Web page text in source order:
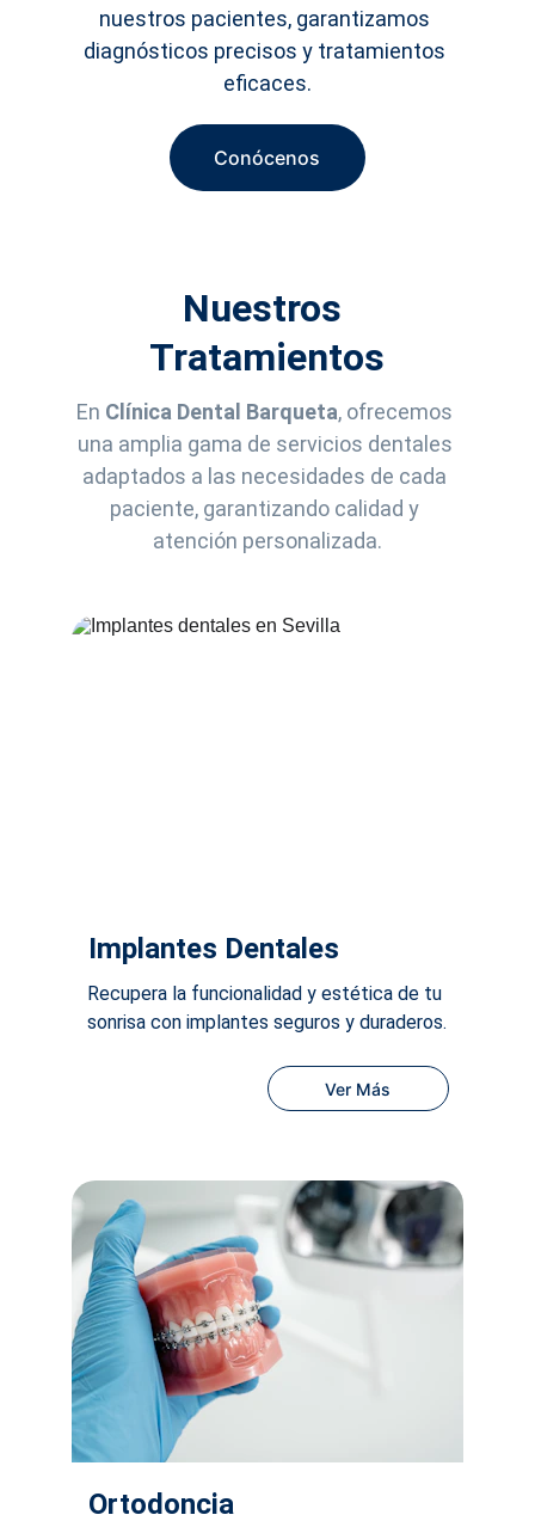
Conócenos
nuestros pacientes, garantizamos
diagnósticos precisos y tratamientos
eficaces.
Nuestros
Tratamientos
Implantes Dentales
Recupera la funcionalidad y estética de tu
sonrisa con implantes seguros y duraderos.
En Clínica Dental Barqueta, ofrecemos
una amplia gama de servicios dentales
adaptados a las necesidades de cada
paciente, garantizando calidad y
atención personalizada.
Ver Más
Ortodoncia